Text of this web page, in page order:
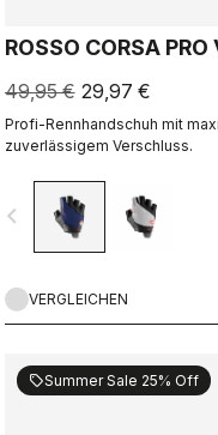
ROSSO CORSA PRO
49,95 € 29,97 €
Profi-Rennhandschuh mit
zuverlässigem Verschluss.
navigate_before
VERGLEICHEN
sellSummer Sale 25% Off